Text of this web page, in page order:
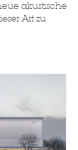
akustische
Art zu